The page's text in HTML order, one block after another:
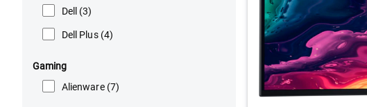
Dell (3)
Dell Plus (4)
Gaming
Alienware (7)